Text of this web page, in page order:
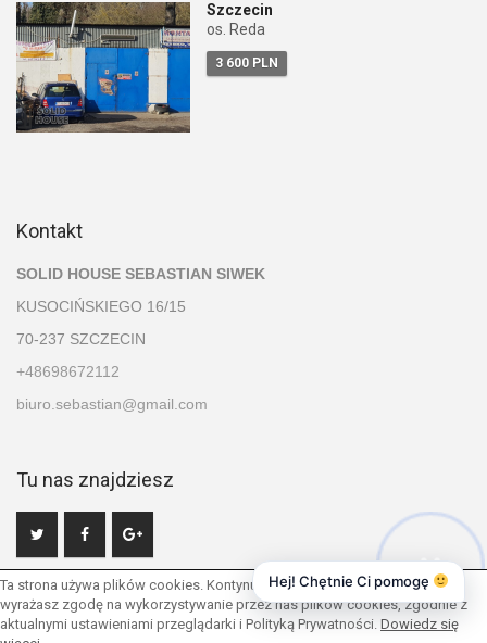
Szczecin
os. Reda
3 600 PLN
Kontakt
SOLID HOUSE SEBASTIAN SIWEK
KUSOCIŃSKIEGO 16/15
70-237 SZCZECIN
+48698672112
biuro.sebastian@gmail.com
Tu nas znajdziesz
Ta strona używa plików cookies. Kontynuując przeglądanie naszej strony
wyrażasz zgodę na wykorzystywanie przez nas plików cookies, zgodnie z
aktualnymi ustawieniami przeglądarki i Polityką Prywatności. Dowiedz się
Hej! Chętnie Ci pomogę